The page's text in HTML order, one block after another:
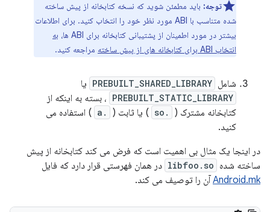
توجه: باید مطمئن شوید که نسخه کتابخانه از پیش ساخته
شده متناسب با ABI مورد نظر خود را انتخاب کنید. برای اطلاعات
بیشتر در مورد اطمینان از پشتیبانی کتابخانه برای ABI ها،
به
انتخاب ABI برای کتابخانه های از پیش ساخته
مراجعه کنید.
شامل PREBUILT_SHARED_LIBRARY یا
PREBUILT_STATIC_LIBRARY ، بسته به اینکه از
کتابخانه مشترک (
.so ) یا ثابت ( .a
) استفاده می
کنید.
در اینجا یک مثال بی اهمیت است که فرض می کند کتابخانه از پیش
ساخته شده libfoo.so در همان فهرستی قرار دارد که فایل
Android.mk آن را توصیف می کند.